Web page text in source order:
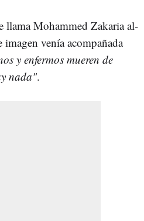
llama Mohammed Zakaria al-
venía acompañada
y enfermos mueren de
nada".